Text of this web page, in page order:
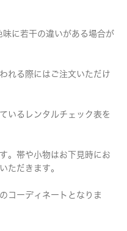
に若干の違いがある場合が
れる際にはご注文いただけ
いるレンタルチェック表を
。帯や小物はお下見時にお
ただきます。
コーディネートとなりま